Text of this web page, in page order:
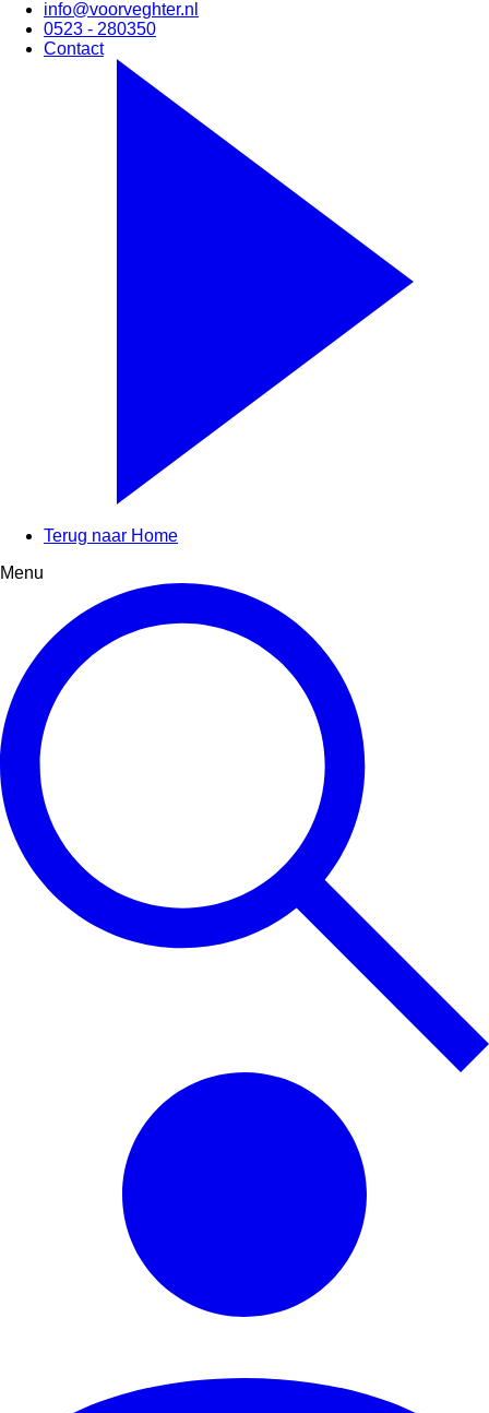
info@voorveghter.nl
0523 - 280350
Contact
Terug naar Home
Menu